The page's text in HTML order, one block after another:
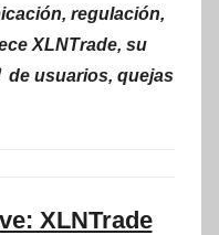
regulación,
XLNTrade, su
usuarios, quejas
XLNTrade